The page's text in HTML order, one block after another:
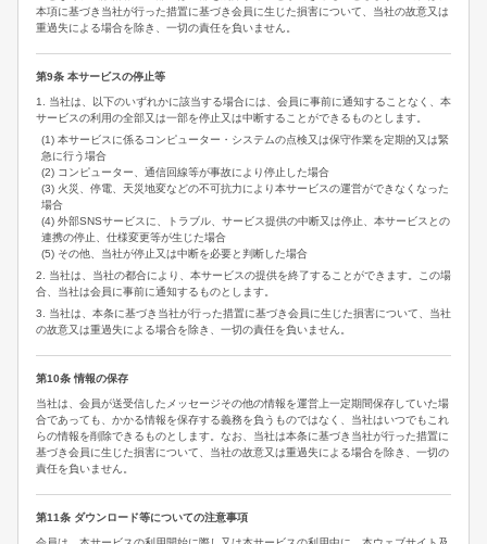
本項に基づき当社が行った措置に基づき会員に生じた損害について、当社の故意又は
重過失による場合を除き、一切の責任を負いません。
第9条 本サービスの停止等
1. 当社は、以下のいずれかに該当する場合には、会員に事前に通知することなく、本
サービスの利用の全部又は一部を停止又は中断することができるものとします。
(1) 本サービスに係るコンピューター・システムの点検又は保守作業を定期的又は緊
急に行う場合
(2) コンピューター、通信回線等が事故により停止した場合
(3) 火災、停電、天災地変などの不可抗力により本サービスの運営ができなくなった
場合
(4) 外部SNSサービスに、トラブル、サービス提供の中断又は停止、本サービスとの
連携の停止、仕様変更等が生じた場合
(5) その他、当社が停止又は中断を必要と判断した場合
2. 当社は、当社の都合により、本サービスの提供を終了することができます。この場
合、当社は会員に事前に通知するものとします。
3. 当社は、本条に基づき当社が行った措置に基づき会員に生じた損害について、当社
の故意又は重過失による場合を除き、一切の責任を負いません。
第10条 情報の保存
当社は、会員が送受信したメッセージその他の情報を運営上一定期間保存していた場
合であっても、かかる情報を保存する義務を負うものではなく、当社はいつでもこれ
らの情報を削除できるものとします。なお、当社は本条に基づき当社が行った措置に
基づき会員に生じた損害について、当社の故意又は重過失による場合を除き、一切の
責任を負いません。
第11条 ダウンロード等についての注意事項